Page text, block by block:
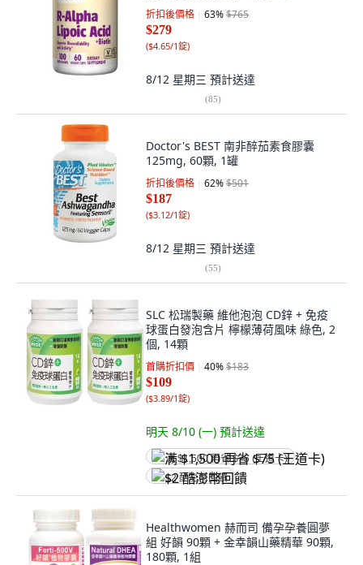
折扣後價格 63%$765
$279
($4.65/1錠)
8/12 星期三 預計送達
(85)
Doctor's BEST 南非醉茄素食膠囊
125mg, 60顆, 1罐
折扣後價格 62%$501
$187
($3.12/1錠)
8/12 星期三 預計送達
(55)
SLC 松瑞製藥 維他泡泡 CD鋅 + 免疫
球蛋白發泡含片 檸檬薄荷風味 綠色, 2
個, 14顆
首購折扣價 40%$183
$109
($3.89/1錠)
明天 8/10 (一) 預計送達
满 $1,500 再省 $75 (王道卡)
$2 酷澎幣回饋
Healthwomen 赫而司 備孕孕養圓夢
組 好韻 90顆 + 金幸韻山藥精華 90顆,
180顆, 1組